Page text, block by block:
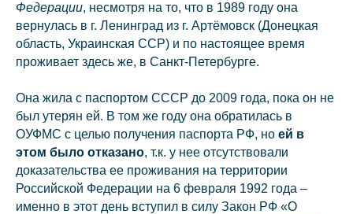
Федерации, несмотря на то, что в 1989 году она
вернулась в г. Ленинград из г. Артёмовск (Донецкая
область, Украинская ССР) и по настоящее время
проживает здесь же, в Санкт-Петербурге.
Она жила с паспортом СССР до 2009 года, пока он не
был утерян ей. В том же году она обратилась в
ОУФМС с целью получения паспорта РФ, но ей в
этом было отказано, т.к. у нее отсутствовали
доказательства ее проживания на территории
Российской Федерации на 6 февраля 1992 года –
именно в этот день вступил в силу Закон РФ «О